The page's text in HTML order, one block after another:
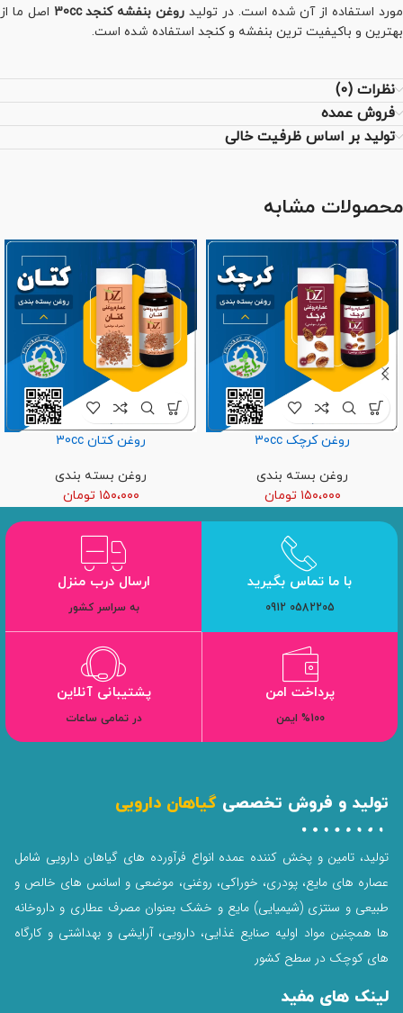
مورد استفاده از آن شده است. در تولید روغن بنفشه کنجد 30cc
اصل ما از
بهترین و باکیفیت ترین بنفشه و کنجد استفاده شده است.
نظرات (0)
فروش عمده
تولید بر اساس ظرفیت خالی
محصولات مشابه
روغن کرچک 30cc
روغن بسته بندی
۱۵۰،۰۰۰ تومان
روغن کتان 30cc
روغن بسته بندی
۱۵۰،۰۰۰ تومان
با ما تماس بگیرید
0582205 0912
ارسال درب منزل
به سراسر کشور
پرداخت امن
%100 ایمن
پشتیبانی آنلاین
در تمامی ساعات
تولید و فروش تخصصی گیاهان دارویی
تولید، تامین و پخش کننده عمده انواع فرآورده های گیاهان دارویی شامل
عصاره های مایع، پودری، خوراکی، روغنی، موضعی و اسانس های خالص و
طبیعی و سنتزی (شیمیایی) مایع و خشک بعنوان مصرف عطاری و داروخانه
ها همچنین مواد اولیه صنایع غذایی، دارویی، آرایشی و بهداشتی و کارگاه
های کوچک در سطح کشور
لینک های مفید